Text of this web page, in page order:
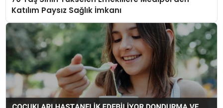
Katılım Paysız Sağlık İmkanı